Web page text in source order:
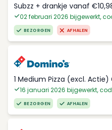
Subzz + drankje vanaf
02 februari 2026 bijgewerkt,
BEZORGEN AFHALEN
1 Medium Pizza (excl.
16 januari 2026 bijgewerkt,
BEZORGEN AFHALEN